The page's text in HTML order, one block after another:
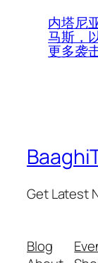
内塔尼
马斯，
更多袭
Get Latest
Blog